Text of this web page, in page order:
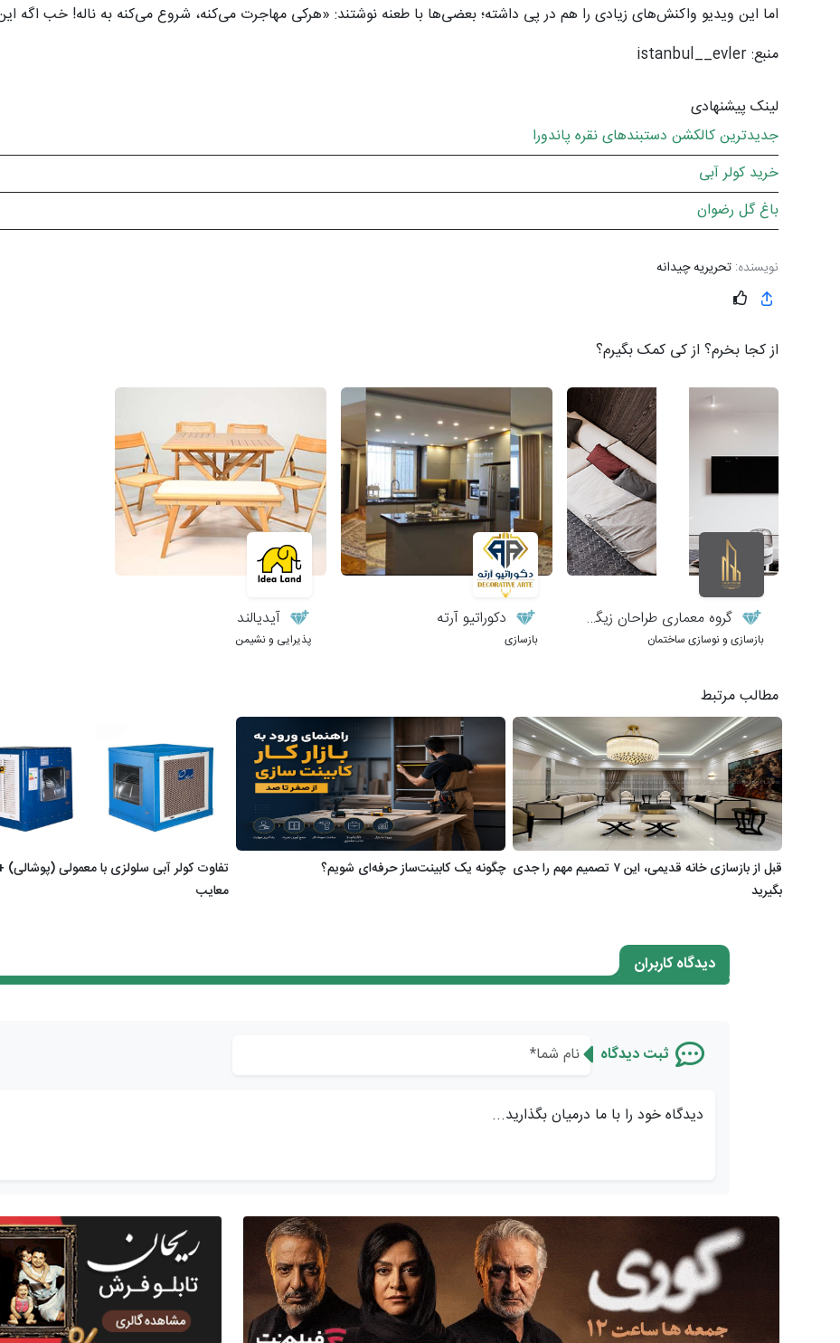
اما این ویدیو واکنش‌های زیادی را هم در پی داشته؛ بعضی‌ها با طعنه نوشتند: «هرکی مهاجرت می‌کنه، شروع می‌کنه به ناله! خب اگه
منبع: istanbul__evler
لینک پیشنهادی
جدیدترین کالکشن دستبندهای نقره پاندورا
خرید کولر آبی
باغ گل رضوان
نویسنده: تحریریه چیدانه
از کجا بخرم؟ از کی کمک بگیرم؟
گروه معماری طراحان زیگورات
بازسازی و نوسازی ساختمان
دکوراتیو آرته
بازسازی
آیدیالند
پذیرایی و نشیمن
مطالب مرتبط
قبل از بازسازی خانه قدیمی، این ۷ تصمیم مهم را جدی
بگیرید
چگونه یک کابینت‌ساز حرفه‌ای شویم؟
تفاوت کولر آبی سلولزی با معمولی (پوشالی)
معایب
دیدگاه کاربران
ثبت دیدگاه
دیدگاه خود را با ما درمیان بگذارید...